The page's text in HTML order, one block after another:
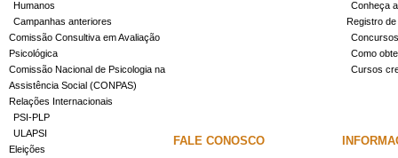
Humanos
Campanhas anteriores
Comissão Consultiva em Avaliação
Psicológica
Comissão Nacional de Psicologia na
Assistência Social (CONPAS)
Relações Internacionais
PSI-PLP
ULAPSI
Eleições
Conheça
Registro
Concursos
Como
Cursos
FALE CONOSCO